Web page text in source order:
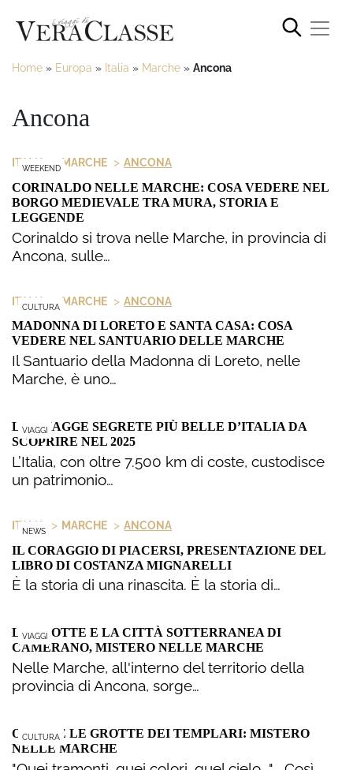
Home » Europa » Italia » Marche » Ancona
Ancona
WEEKEND
ITALIA > MARCHE > ANCONA
CORINALDO NELLE MARCHE: COSA VEDERE NEL
BORGO MEDIEVALE TRA MURA, STORIA E
LEGGENDE
Corinaldo si trova nelle Marche, in provincia di
Ancona, sulle…
CULTURA
ITALIA > MARCHE > ANCONA
MADONNA DI LORETO E SANTA CASA: COSA
VEDERE NEL SANTUARIO DELLE MARCHE
Il Santuario della Madonna di Loreto, nelle
Marche, è uno…
VIAGGI
LE SPIAGGE SEGRETE PIÙ BELLE D’ITALIA DA
SCOPRIRE NEL 2025
L’Italia, con oltre 7.500 km di coste, custodisce
un patrimonio…
NEWS
ITALIA > MARCHE > ANCONA
IL CORAGGIO DI PIACERSI, PRESENTAZIONE DEL
LIBRO DI COSTANZA MIGNARELLI
È la storia di una rinascita. È la storia di…
VIAGGI
LE GROTTE E LA CITTÀ SOTTERRANEA DI
CAMERANO, MISTERO NELLE MARCHE
Nelle Marche, all'interno del territorio della
provincia di Ancona, sorge…
CULTURA
OSIMO E LE GROTTE DEI TEMPLARI: MISTERO
NELLE MARCHE